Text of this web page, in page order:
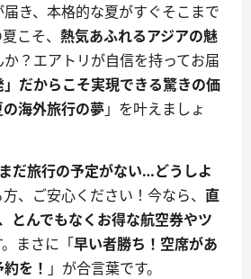
き、本格的な夏がすぐそこまで
こそ、 熱気あふれるアジアの魅
？エアトリが自信を持ってお届
」だからこそ実現できる驚きの価
の海外旅行の夢 」を叶えましょ
だ旅行の予定がない…どうしよ
、ご安心ください！今なら、 直
とんでもなくお得な航空券やツ
まさに「早い者勝ち！空席があ
を！ 」が合言葉です。